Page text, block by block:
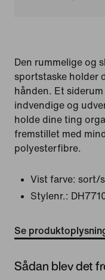
Den rummelige og
sportstaske holder
hånden. Et
indvendige og
holde dine ting
fremstillet med
polyesterfibre.
Vist farve: sort/
Stylenr.:
Se
Sådan blev det